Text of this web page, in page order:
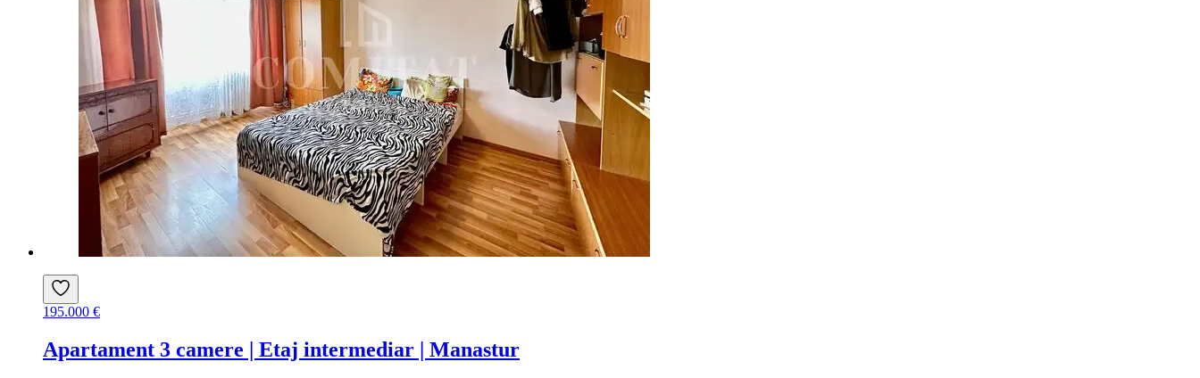
195.000 €
Apartament 3 camere | Etaj intermediar | Manastur